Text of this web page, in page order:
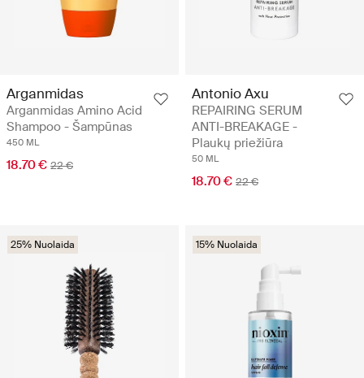
Arganmidas
Arganmidas Amino Acid
Shampoo - Šampūnas
450 ML
18.70 € 22 €
Antonio Axu
REPAIRING SERUM
ANTI-BREAKAGE -
Plaukų priežiūra
50 ML
18.70 € 22 €
25% Nuolaida 15% Nuolaida